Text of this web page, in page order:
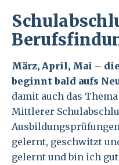
März, April, Mai –
beginnt bald aufs
damit auch das
Mittlerer
gelernt, geschwitzt
gelernt und bin ich